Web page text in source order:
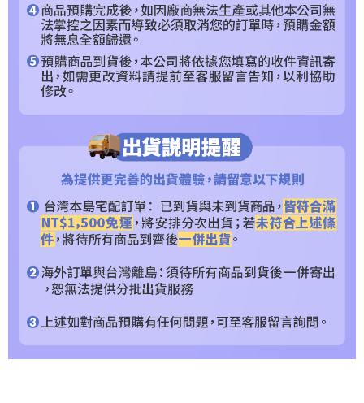
２．關於個人資料處理事宜，請瀏覽以下網址：
https://aftee.tw/terms/#terms3
３．未成年的使用者請事先徵得法定代理人或監護人之同意方可使用
「AFTEE先享後付」，若未經同意申辦者引起之損失，本公司不負相關責
４．使用「AFTEE先享後付」時，將依據個別帳號之用戶狀況，依本公司即
請求用戶進行身份認證。
５．嚴禁一人註冊多個帳號或使用他人資訊註冊。若發現惡意使用之情形，
恩沛科技股份有限公司將有權停止該用戶之使用額度並採取法律行動。